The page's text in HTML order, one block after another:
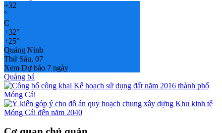
+32
°
C
+32°
+25°
Quảng Ninh
Thứ Sáu, 07
Xem Dự báo 7 ngày
Quảng bá